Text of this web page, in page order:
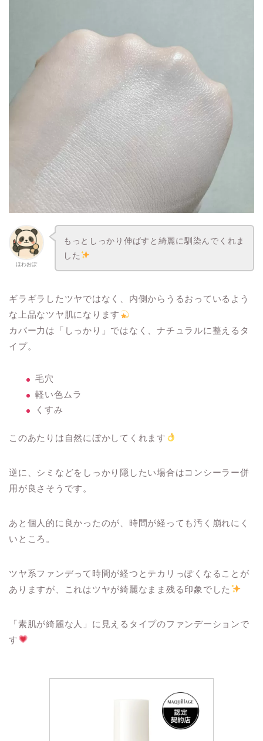
ほわおぽ
もっとしっかり伸ばすと綺麗に馴染んでくれま
した
ギラギラしたツヤではなく、内側からうるおっているよう
な上品なツヤ肌になります
カバー力は「しっかり」ではなく、ナチュラルに整えるタ
イプ。
毛穴
軽い色ムラ
くすみ
このあたりは自然にぼかしてくれます
逆に、シミなどをしっかり隠したい場合はコンシーラー併
用が良さそうです。
あと個人的に良かったのが、時間が経っても汚く崩れにく
いところ。
ツヤ系ファンデって時間が経つとテカリっぽくなることが
ありますが、これはツヤが綺麗なまま残る印象でした
「素肌が綺麗な人」に見えるタイプのファンデーションで
す